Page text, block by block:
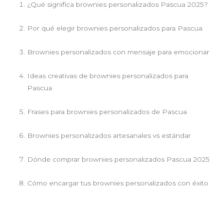
¿Qué significa brownies personalizados Pascua 2025?
Por qué elegir brownies personalizados para Pascua
Brownies personalizados con mensaje para emocionar
Ideas creativas de brownies personalizados para
Pascua
Frases para brownies personalizados de Pascua
Brownies personalizados artesanales vs estándar
Dónde comprar brownies personalizados Pascua 2025
Cómo encargar tus brownies personalizados con éxito